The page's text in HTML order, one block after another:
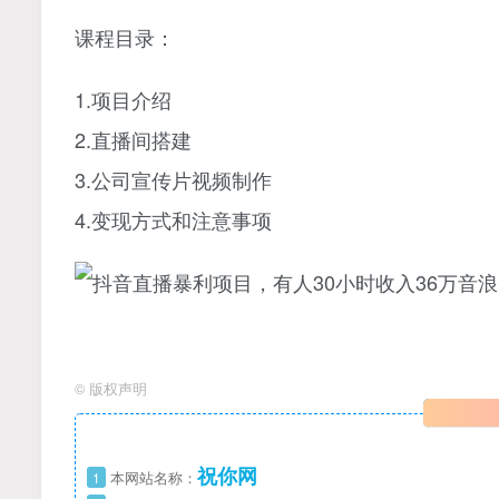
课程目录：
1.项目介绍
2.直播间搭建
3.公司宣传片视频制作
4.变现方式和注意事项
© 版权声明
1 本网站名称： 祝你网